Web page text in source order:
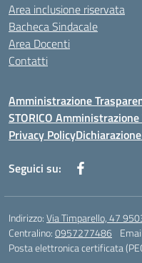
Area inclusione riservata
Bacheca Sindacale
Area Docenti
Contatti
Amministrazione
STORICO
Privacy Policy
Seguici su:
Indirizzo:Via Timparello, 47
Centralino:0957277486
Posta elettronica certificata